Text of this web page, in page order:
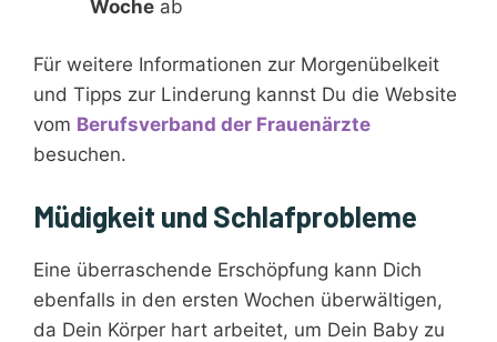
Woche ab
Für weitere Informationen zur Morgenübelkeit
und Tipps zur Linderung kannst Du die Website
vom Berufsverband der Frauenärzte
besuchen.
Müdigkeit und Schlafprobleme
Eine überraschende Erschöpfung kann Dich
ebenfalls in den ersten Wochen überwältigen,
da Dein Körper hart arbeitet, um Dein Baby zu